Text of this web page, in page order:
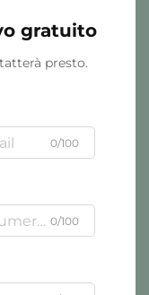
gratuito
presto.
0/100
0/100